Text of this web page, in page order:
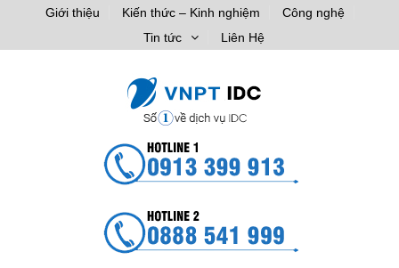
Giới thiệu Kiến thức – Kinh nghiệm
Công nghệ
Tin tức
Liên Hệ